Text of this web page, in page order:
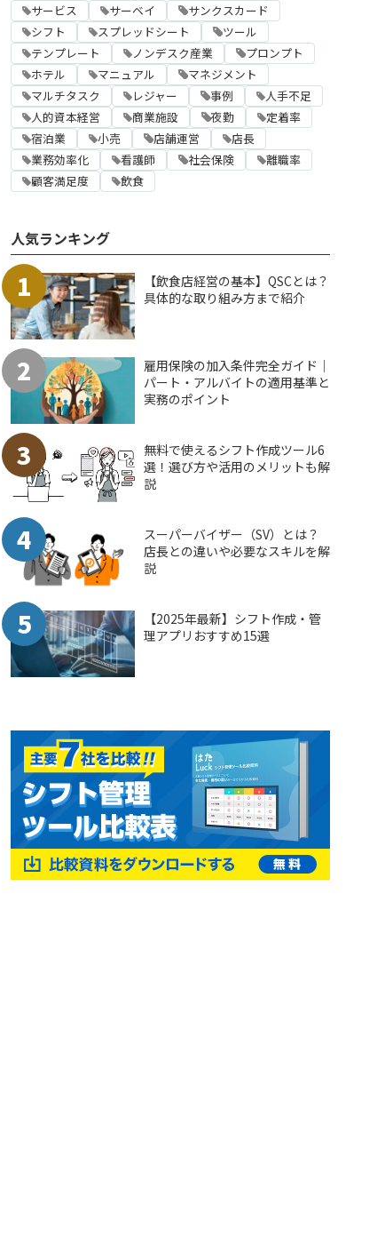
サービス
サーベイ
サンクスカード
シフト
スプレッドシート
ツール
テンプレート
ノンデスク産業
プロンプト
ホテル
マニュアル
マネジメント
マルチタスク
レジャー 事例
人手不足
人的資本経営
商業施設 夜勤
定着率
宿泊業
小売 店舗運営
店長
業務効率化
看護師 社会保険
離職率
顧客満足度
飲食
人気ランキング
1
【飲食店経営の基本】QSCとは？
具体的な取り組み方まで紹介
2
雇用保険の加入条件完全ガイド｜
パート・アルバイトの適用基準と
実務のポイント
3
無料で使えるシフト作成ツール6
選！選び方や活用のメリットも解
説
4
スーパーバイザー（SV）とは？
店長との違いや必要なスキルを解
説
5
【2025年最新】シフト作成・管
理アプリおすすめ15選